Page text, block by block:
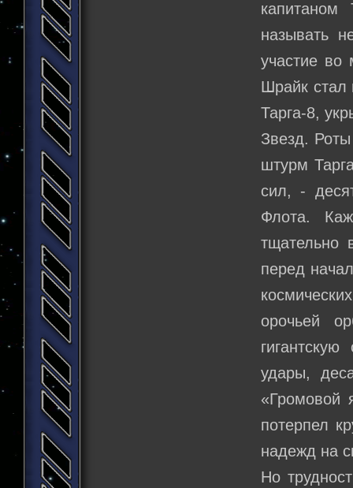
капитаном
называть
участие во
Шрайк стал
Тарга-8,
Звезд.
штурм
сил, -
Флота.
тщательно
перед
орочьей
удары,
«Громовой
потерпел
надежд на
Но